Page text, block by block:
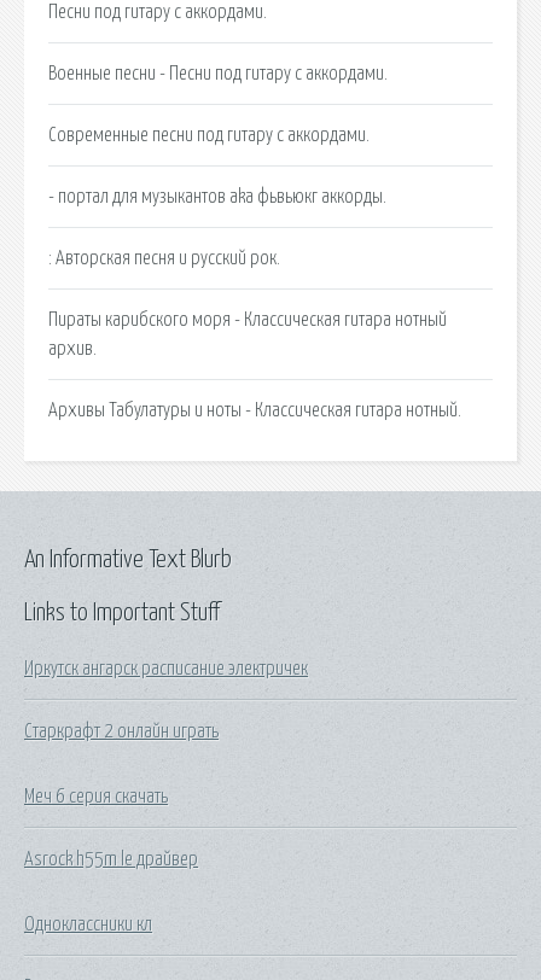
Песни под гитару с аккордами.
Военные песни - Песни под гитару с аккордами.
Современные песни под гитару с аккордами.
- портал для музыкантов aka фьвьюкг аккорды.
: Авторская песня и русский рок.
Пираты карибского моря - Классическая гитара нотный
архив.
Архивы Табулатуры и ноты - Классическая гитара нотный.
Links to Important Stuff
Иркутск ангарск расписание электричек
Старкрафт 2 онлайн играть
Меч 6 серия скачать
Asrock h55m le драйвер
Одноклассники кл
An Informative Text Blurb